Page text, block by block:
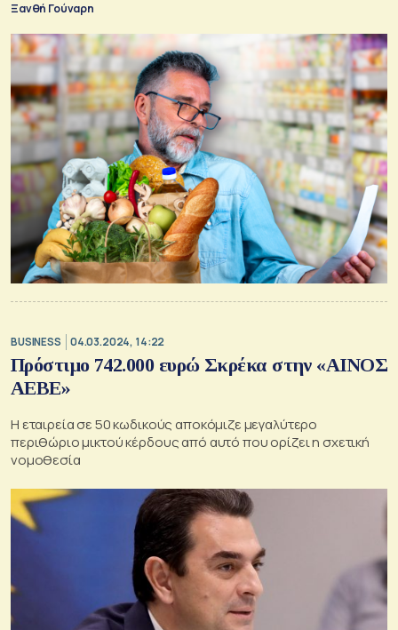
Ξανθή Γούναρη
BUSINESS 04.03.2024, 14:22
Πρόστιμο 742.000 ευρώ Σκρέκα στην «ΑΙΝΟΣ
ΑΕΒΕ»
Η εταιρεία σε 50 κωδικούς αποκόμιζε μεγαλύτερο
περιθώριο μικτού κέρδους από αυτό που ορίζει η σχετική
νομοθεσία